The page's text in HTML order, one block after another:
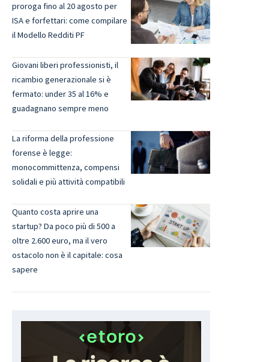
proroga fino al 20 agosto per
ISA e forfettari: come compilare
il Modello Redditi PF
Giovani liberi professionisti, il
ricambio generazionale si è
fermato: under 35 al 16% e
guadagnano sempre meno
La riforma della professione
forense è legge:
monocommittenza, compensi
solidali e più attività compatibili
Quanto costa aprire una
startup? Da poco più di 500 a
oltre 2.600 euro, ma il vero
ostacolo non è il capitale: cosa
sapere